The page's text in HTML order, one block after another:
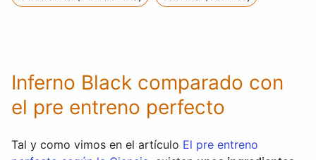
Inferno Black comparado con
el pre entreno perfecto
Tal y como vimos en el artículo El pre entreno